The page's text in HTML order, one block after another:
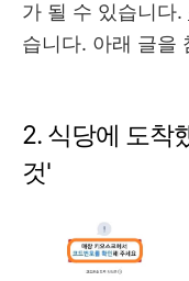
가 될 수 있습니다.
습니다. 아래 글을
2. 식당에 도착
것'